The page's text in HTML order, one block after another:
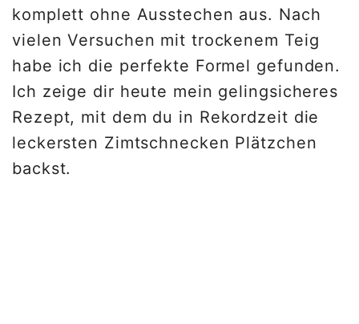
komplett ohne Ausstechen aus. Nach
vielen Versuchen mit trockenem Teig
habe ich die perfekte Formel gefunden.
Ich zeige dir heute mein gelingsicheres
Rezept, mit dem du in Rekordzeit die
leckersten Zimtschnecken Plätzchen
backst.